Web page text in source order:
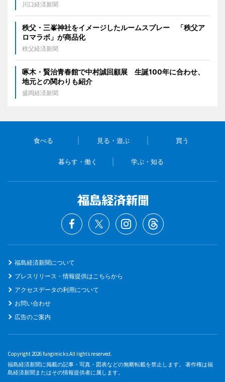
川口経済新聞
秩父・三峯神社をイメージしたルームスプレー 「秩父ア
ロマラボ」が商品化
秩父経済新聞
啄木・賢治青春館で中村誠回顧展 生誕100年に合わせ、
地元との関わりも紹介
盛岡経済新聞
食べる 見る・遊ぶ 買う
暮らす・働く 学ぶ・知る
福島経済新聞について
プレスリリース・情報提供はこちらから
アクセスデータの利用について
お問い合わせ
広告のご案内
Copyright 2026 fungimicks All rights reserved.
福島経済新聞に掲載の記事・写真・図表などの無断転載を禁止します。 著作権は福
島経済新聞またはその情報提供者に属します。